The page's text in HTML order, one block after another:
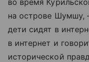
на острове Шумшу,
дети сидят в
в интернет и
исторической